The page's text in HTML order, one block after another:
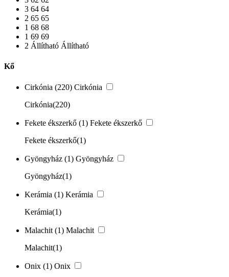
3 64 64
2 65 65
1 68 68
1 69 69
2 Állítható Állítható
Kő
Cirkónia (220) Cirkónia
Cirkónia(220)
Fekete ékszerkő (1) Fekete ékszerkő
Fekete ékszerkő(1)
Gyöngyház (1) Gyöngyház
Gyöngyház(1)
Kerámia (1) Kerámia
Kerámia(1)
Malachit (1) Malachit
Malachit(1)
Onix (1) Onix